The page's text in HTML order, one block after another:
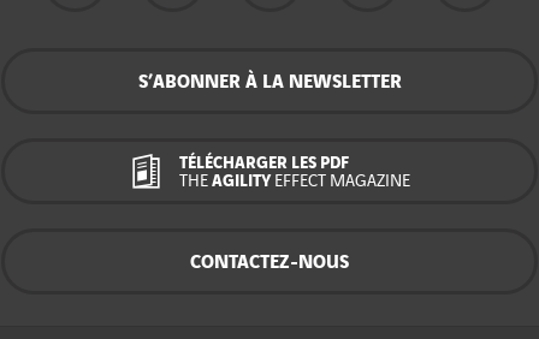
S’ABONNER À LA NEWSLETTER
TÉLÉCHARGER LES PDF
THE AGILITY EFFECT MAGAZINE
CONTACTEZ-NOUS